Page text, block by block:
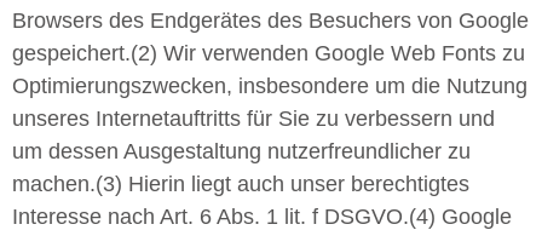
Browsers des Endgerätes des Besuchers von Google
gespeichert.(2) Wir verwenden Google Web Fonts zu
Optimierungszwecken, insbesondere um die Nutzung
unseres Internetauftritts für Sie zu verbessern und
um dessen Ausgestaltung nutzerfreundlicher zu
machen.(3) Hierin liegt auch unser berechtigtes
Interesse nach Art. 6 Abs. 1 lit. f DSGVO.(4) Google